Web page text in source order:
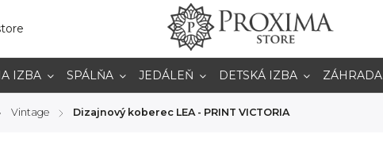
IZBA SPÁLŇA JEDÁLEŇ DETSKÁ IZBA ZÁHRADA
Vintage / Dizajnový koberec LEA - PRINT VICTORIA